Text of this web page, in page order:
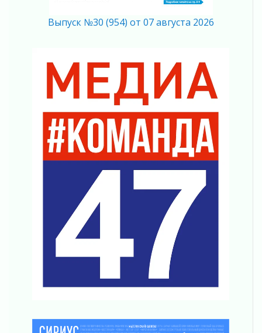
За сутки в Ленинградской области
ликвидировали 10 пожаров
Клюква наливается, но в корзинку пока не
просится
03 августа 2026
Строительные компании Ленобласти
подняли зарплаты почти на 40% за год
03 августа 2026
Шесть новых жизней в честь дня рождения
Ленинградской области
03 августа 2026
Уроки безопасности для детей и взрослых
Ленобласть отмечает День Воздушно-
десантных войск
02 августа 2026
02 августа 2026
Ленобласть отметила заслуги жителей перед
регионом и страной
02 августа 2026
Выпуск №30 (954) от 07 августа 2026